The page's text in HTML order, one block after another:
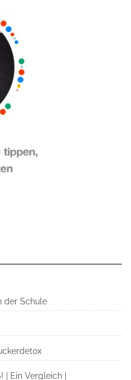
der Schule
| Ein Vergleich |